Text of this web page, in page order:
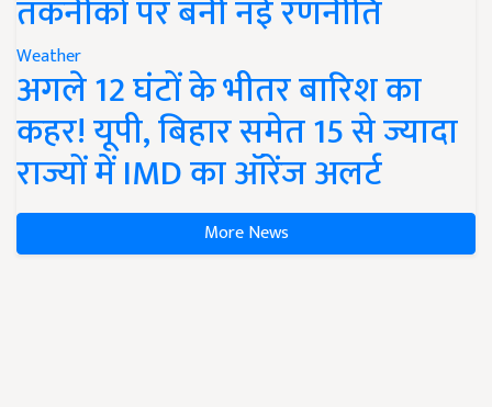
तकनीकों पर बनी नई रणनीति
Weather
अगले 12 घंटों के भीतर बारिश का
कहर! यूपी, बिहार समेत 15 से ज्यादा
राज्यों में IMD का ऑरेंज अलर्ट
More News